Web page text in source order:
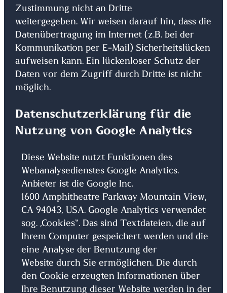
Zustimmung nicht an Dritte
weitergegeben. Wir weisen darauf hin, dass die
Datenübertragung im Internet (z.B. bei der
Kommunikation per E-Mail) Sicherheitslücken
aufweisen kann. Ein lückenloser Schutz der
Daten vor dem Zugriff durch Dritte ist nicht
möglich.
Datenschutzerklärung für die
Nutzung von Google Analytics
Diese Website nutzt Funktionen des
Webanalysedienstes Google Analytics.
Anbieter ist die Google Inc.
1600 Amphitheatre Parkway Mountain View,
CA 94043, USA. Google Analytics verwendet
sog. „Cookies“. Das sind Textdateien, die auf
Ihrem Computer gespeichert werden und die
eine Analyse der Benutzung der
Website durch Sie ermöglichen. Die durch
den Cookie erzeugten Informationen über
Ihre Benutzung dieser Website werden in der